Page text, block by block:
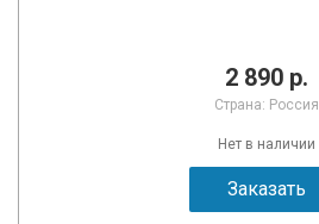
2 890 р.
Страна: Россия
Нет в наличии
Заказать